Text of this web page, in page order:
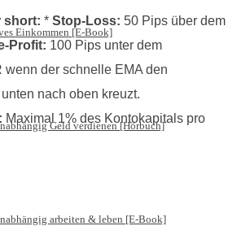
Einkommen [E-Book]
Geld verdienen [Hörbuch]
arbeiten & leben [E-Book]
short: * Stop-Loss: 50 Pips über dem
Profit: 100 Pips unter dem
wenn der schnelle EMA den
nach oben kreuzt.
Maximal 1% des Kontokapitals pro